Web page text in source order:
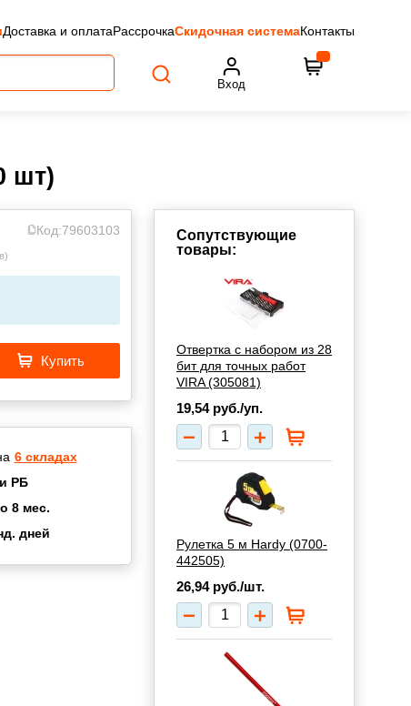
Доставка и оплатаРассрочкаСкидочная системаКонтакты
Вход
шт)
Код:79603103
)
Купить
6 складах
РБ
8 мес.
дней
Сопутствующие
товары:
Отвертка с набором из 28
бит для точных работ
VIRA (305081)
19,54 руб./уп.
Рулетка 5 м Hardy (0700-
442505)
26,94 руб./шт.